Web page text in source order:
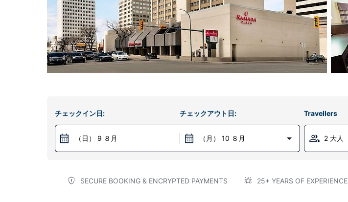
チェックイン日:
（日） 9 ８月
チェックアウト日:
（月） 10 ８月
Travellers
2 大人
SECURE BOOKING & ENCRYPTED PAYMENTS 25+ YEARS OF EXPERIENCE